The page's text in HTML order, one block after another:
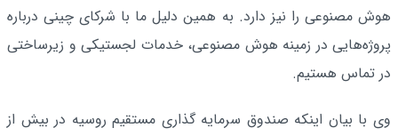
هوش مصنوعی را نیز دارد. به همین دلیل ما با شرکای چینی درباره
پروژه‌هایی در زمینه هوش مصنوعی، خدمات لجستیکی و زیرساختی
در تماس هستیم.
وی با بیان اینکه صندوق سرمایه گذاری مستقیم روسیه در بیش از